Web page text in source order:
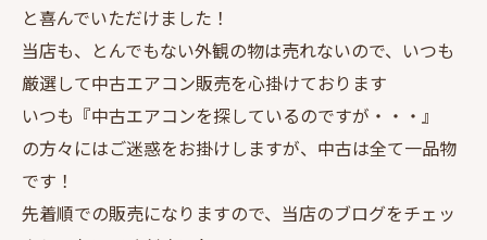
と喜んでいただけました！
当店も、とんでもない外観の物は売れないので、いつも
厳選して中古エアコン販売を心掛けております
いつも『中古エアコンを探しているのですが・・・』
の方々にはご迷惑をお掛けしますが、中古は全て一品物
です！
先着順での販売になりますので、当店のブログをチェッ